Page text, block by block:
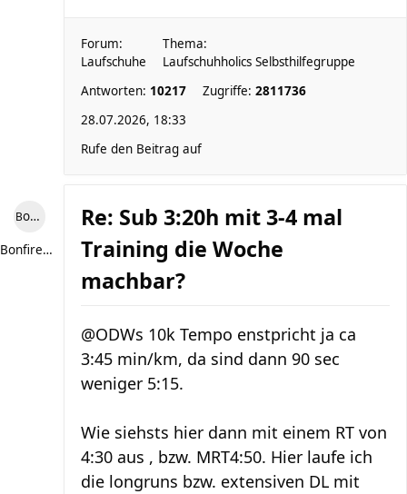
Forum:
Laufschuhe
Thema:
Laufschuhholics Selbsthilfegruppe
Antworten: 10217 Zugriffe: 2811736
28.07.2026, 18:33
Rufe den Beitrag auf
Bonfire307
Bonfire307
Re: Sub 3:20h mit 3-4 mal
Training die Woche
machbar?
@ODWs 10k Tempo enstpricht ja ca
3:45 min/km, da sind dann 90 sec
weniger 5:15.
Wie siehsts hier dann mit einem RT von
4:30 aus , bzw. MRT4:50. Hier laufe ich
die longruns bzw. extensiven DL mit